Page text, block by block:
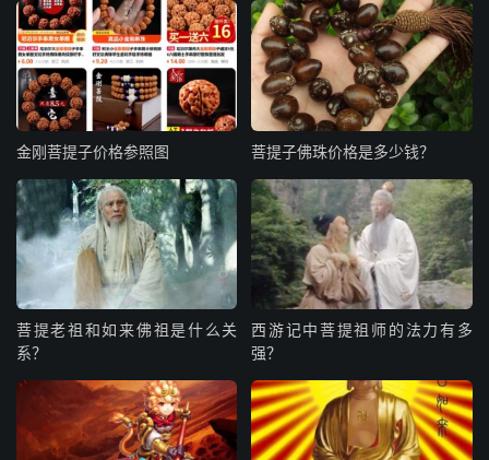
金刚菩提子价格参照图 菩提子佛珠价格是多少钱？
菩提老祖和如来佛祖是什么关
系？
西游记中菩提祖师的法力有多
强？